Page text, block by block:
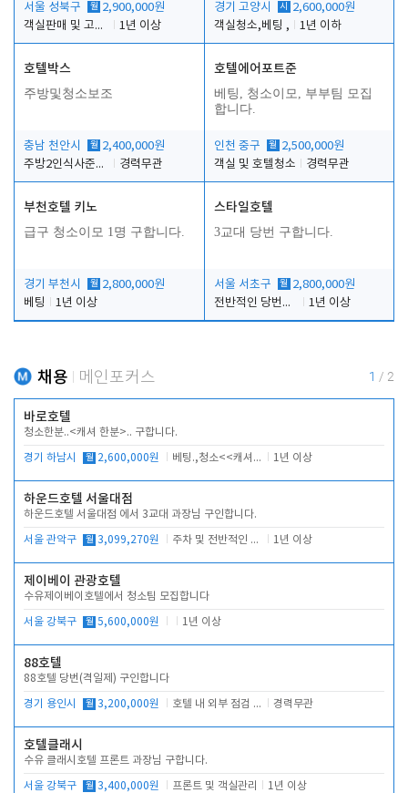
서울 성북구 월 2,900,000원
객실판매 및 고객응대
1년 이상
경기 고양시 시
2,600,000원
객실청소,베팅 ,
1년 이하
호텔박스
주방및청소보조
충남 천안시 월 2,400,000원
주방2인식사준비및청소린렌보조
경력무관
호텔에어포트준
베팅, 청소이모, 부부팀 모집
합니다.
인천 중구 월 2,500,000원
객실 및 호텔청소
경력무관
부천호텔 키노
급구 청소이모 1명 구합니다.
경기 부천시 월 2,800,000원
베팅
1년 이상
스타일호텔
3교대 당번 구합니다.
서울 서초구 월 2,800,000원
전반적인 당번업무
1년 이상
채용 메인포커스 1 / 2
바로호텔
청소한분..<캐셔 한분>.. 구합니다.
경기 하남시 월 2,600,000원 베팅.,청소<<캐셔 모셔봅니다. 1년 이상
하운드호텔 서울대점
하운드호텔 서울대점 에서 3교대 과장님 구인합니다.
서울 관악구 월 3,099,270원 주차 및 전반적인 당번업무 1년 이상
제이베이 관광호텔
수유제이베이호텔에서 청소팀 모집합니다
서울 강북구 월 5,600,000원 1년 이상
88호텔
88호텔 당번(격일제) 구인합니다
경기 용인시 월 3,200,000원 호텔 내 외부 점검 및 프런트 운영 경력무관
호텔클래시
수유 클래시호텔 프론트 과장님 구합니다.
서울 강북구 월 3,400,000원 프론트 및 객실관리 1년 이상